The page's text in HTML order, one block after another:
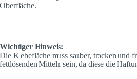
Oberfläche.
Wichtiger Hinweis:
Die Klebefläche muss sauber, trocken und
fettlösenden Mitteln sein, da diese die